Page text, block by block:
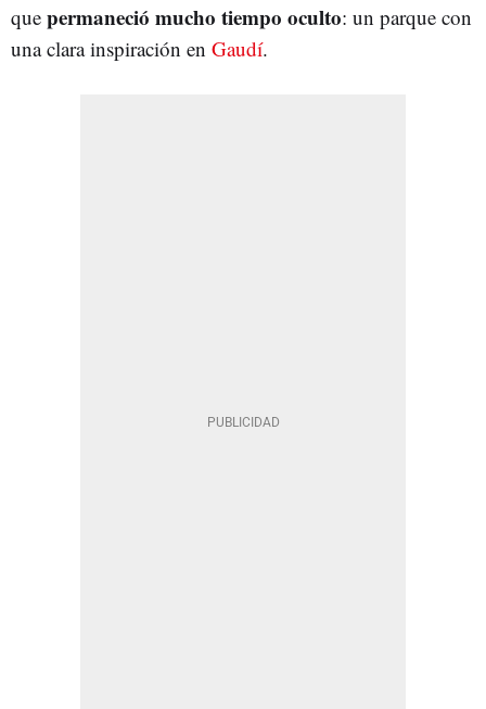
que permaneció mucho tiempo oculto: un parque con
una clara inspiración en Gaudí.